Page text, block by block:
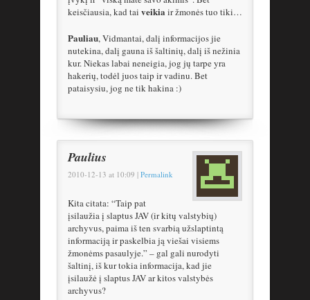
keisčiausia, kad tai veikia ir žmonės tuo tiki…
Pauliau, Vidmantai, dalį informacijos jie
nutekina, dalį gauna iš šaltinių, dalį iš nežinia
kur. Niekas labai neneigia, jog jų tarpe yra
hakerių, todėl juos taip ir vadinu. Bet
pataisysiu, jog ne tik hakina :)
Paulius
2010-12-13 at 10:09 | Permalink
Kita citata: “Taip pat
įsilaužia į slaptus JAV (ir kitų valstybių)
archyvus, paima iš ten svarbią užslaptintą
informaciją ir paskelbia ją viešai visiems
žmonėms pasaulyje.” – gal gali nurodyti
šaltinį, iš kur tokia informacija, kad jie
įsilaužė į slaptus JAV ar kitos valstybės
archyvus?